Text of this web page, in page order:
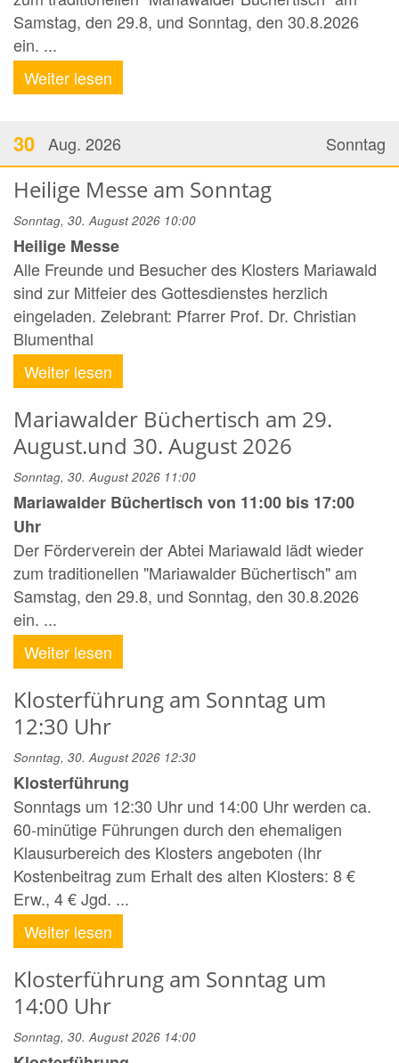
Samstag, den 29.8, und Sonntag, den 30.8.2026
ein. ...
Weiter lesen
Sonntag
30 Aug. 2026
Heilige Messe am Sonntag
Sonntag, 30. August 2026 10:00
Heilige Messe
Alle Freunde und Besucher des Klosters Mariawald
sind zur Mitfeier des Gottesdienstes herzlich
eingeladen. Zelebrant: Pfarrer Prof. Dr. Christian
Blumenthal
Weiter lesen
Mariawalder Büchertisch am 29.
August.und 30. August 2026
Sonntag, 30. August 2026 11:00
Mariawalder Büchertisch von 11:00 bis 17:00
Uhr
Der Förderverein der Abtei Mariawald lädt wieder
zum traditionellen "Mariawalder Büchertisch" am
Samstag, den 29.8, und Sonntag, den 30.8.2026
ein. ...
Weiter lesen
Klosterführung am Sonntag um
12:30 Uhr
Sonntag, 30. August 2026 12:30
Klosterführung
Sonntags um 12:30 Uhr und 14:00 Uhr werden ca.
60-minütige Führungen durch den ehemaligen
Klausurbereich des Klosters angeboten (Ihr
Kostenbeitrag zum Erhalt des alten Klosters: 8 €
Erw., 4 € Jgd. ...
Weiter lesen
Klosterführung am Sonntag um
14:00 Uhr
Sonntag, 30. August 2026 14:00